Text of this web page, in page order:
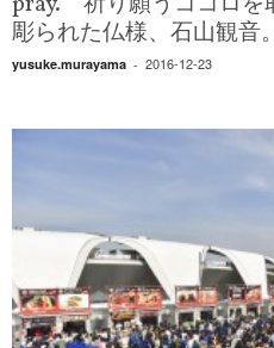
彫られた仏様、石山観音。
yusuke.murayama - 2016-12-23